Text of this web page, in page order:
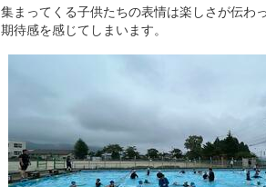
集まってくる子供たちの表情は楽しさが伝わ
期待感を感じてしまいます。